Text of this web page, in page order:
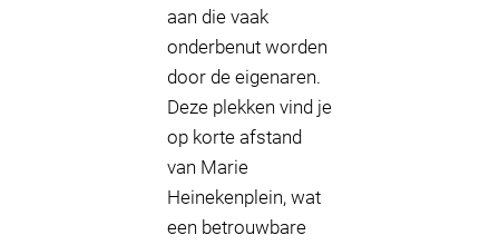
aan die vaak
onderbenut worden
door de eigenaren.
Deze plekken vind je
op korte afstand
van Marie
Heinekenplein, wat
een betrouwbare